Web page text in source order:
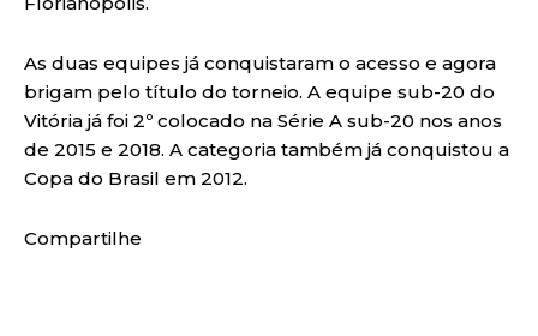
As duas equipes já conquistaram o acesso e agora
brigam pelo título do torneio. A equipe sub-20 do
Vitória já foi 2º colocado na Série A sub-20 nos anos
de 2015 e 2018. A categoria também já conquistou a
Copa do Brasil em 2012.
Compartilhe